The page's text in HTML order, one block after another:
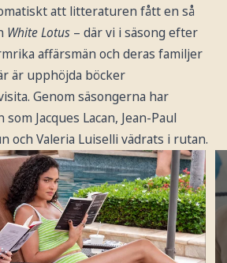
att litteraturen fått en så
White Lotus– där vi i säsong efter
affärsmän och deras familjer
är upphöjda böcker
Genom säsongerna har
Jacques Lacan, Jean-Paul
och Valeria Luiselli vädrats i rutan.